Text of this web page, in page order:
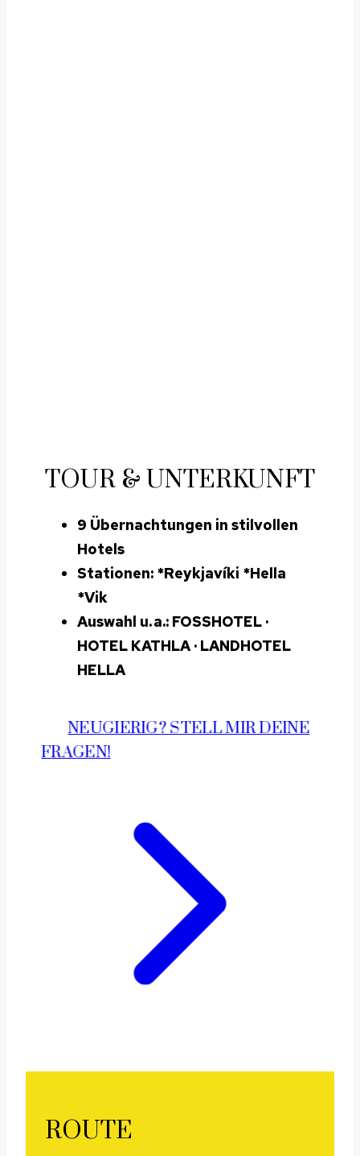
TOUR & UNTERKUNFT
9 Übernachtungen in stilvollen
Hotels
Stationen: *Reykjavíki *Hella
*Vik
Auswahl u. a.: FOSSHOTEL ·
HOTEL KATHLA · LANDHOTEL
HELLA
NEUGIERIG? STELL MIR DEINE
FRAGEN!
ROUTE